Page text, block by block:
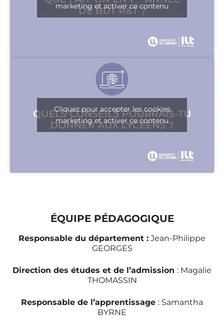
marketing et activer ce contenu
Cliquez pour accepter les cookies
marketing et activer ce contenu
ÉQUIPE PÉDAGOGIQUE
Responsable du département : Jean-Philippe
GEORGES
Direction des études et de l’admission : Magalie
THOMASSIN
Responsable de l’apprentissage : Samantha
BYRNE